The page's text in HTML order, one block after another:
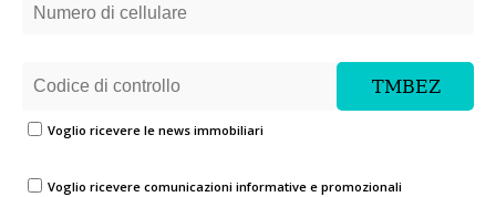
Voglio ricevere le news immobiliari
Voglio ricevere comunicazioni informative e promozionali